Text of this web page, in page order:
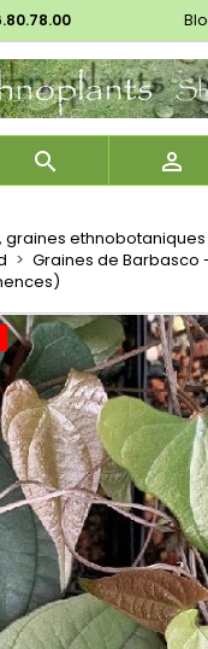
 
graines
Graines de Barbasco
d'envies
nouvelle liste
liste d'envies
d'envies
Annuler Créer
connecté pour